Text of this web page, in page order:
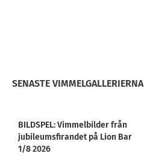
SENASTE VIMMELGALLERIERNA
BILDSPEL: Vimmelbilder från
jubileumsfirandet på Lion Bar
1/8 2026